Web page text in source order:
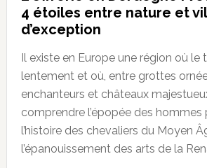
4 étoiles entre nature et
d’exception
Il existe en Europe une région où le
lentement et où, entre grottes
enchanteurs et châteaux
comprendre l’épopée des hommes
l’histoire des chevaliers du Moyen
l’épanouissement des arts de la